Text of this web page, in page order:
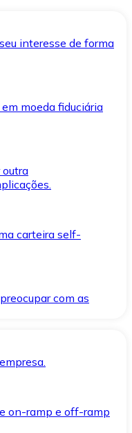
interesse de forma
moeda fiduciária
outra
carteira self-
com as
on-ramp e off-ramp